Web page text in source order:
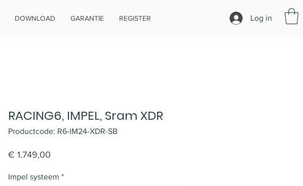
DOWNLOAD GARANTIE REGISTER Log in
RACING6, IMPEL, Sram XDR
Productcode: R6-IM24-XDR-SB
€ 1.749,00
Impel systeem *